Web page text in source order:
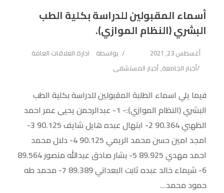
أسماء المقبولين للدراسة بكلية الطب
البشري (النظام الموازي).
أغسطس 23, 2021 بواسطة
ادارة العلاقات العامة
أخبار الجامعة,أخبار المستشفى
فيما يلي اسماء الطلبة المقبولين للدراسة بكلية الطب
البشري (النظام الموازي):- 1- عبدالرحمن يحيى عمر احمد
الظهبي 90.364 2- ابتهال عبده هايل شايف 90.125 3-
امجد امين حسن محمد الريمي 90.125 4- دلال محمد
احمد مهدي 89.925 5- بشار صادق عبدالله منصور 89.564
6- شيماء خالد عبده ثابت البعداني 89.389 7- محمد طه
حمود محمد...